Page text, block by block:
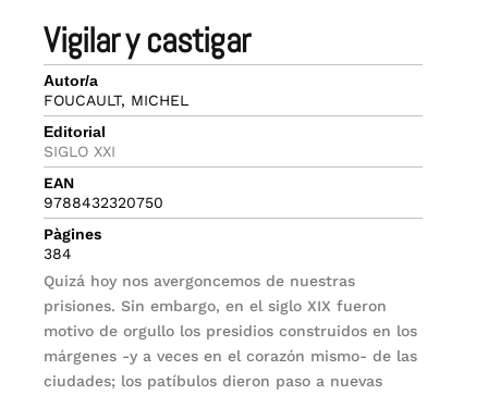
vigilar y castigar
Autor/a
FOUCAULT, MICHEL
Editorial
SIGLO XXI
EAN
9788432320750
Pàgines
384
Quizá hoy nos avergoncemos de nuestras
prisiones. Sin embargo, en el siglo XIX fueron
motivo de orgullo los presidios construidos en los
márgenes -y a veces en el corazón mismo- de las
ciudades; los patíbulos dieron paso a nuevas